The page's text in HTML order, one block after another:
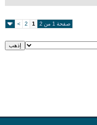
صفحة 1 من 2 1
2
>